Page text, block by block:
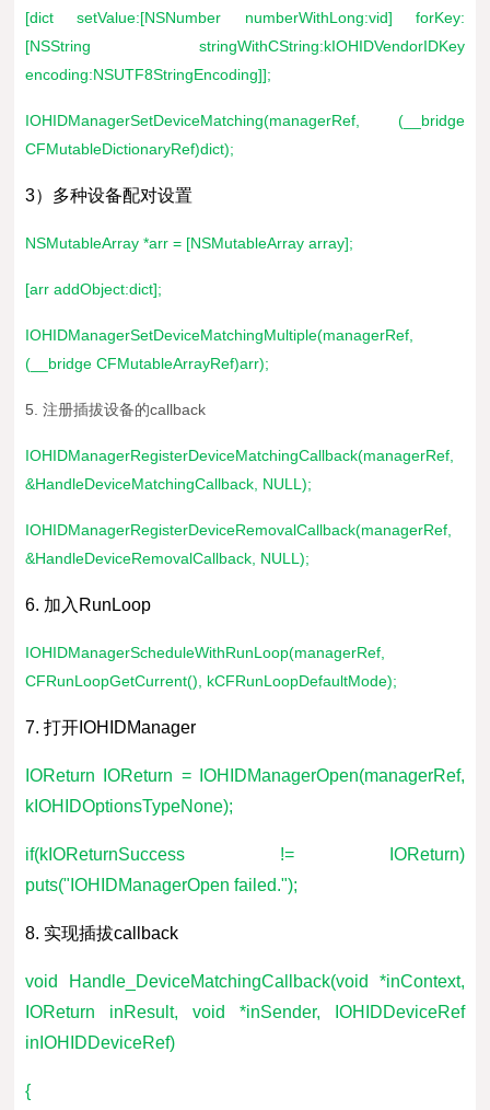
[dict setValue:[NSNumber numberWithLong:vid] forKey:
[NSString stringWithCString:kIOHIDVendorIDKey
encoding:NSUTF8StringEncoding]];
IOHIDManagerSetDeviceMatching(managerRef, (__bridge
CFMutableDictionaryRef)dict);
3）多种设备配对设置
NSMutableArray *arr = [NSMutableArray array];
[arr addObject:dict];
IOHIDManagerSetDeviceMatchingMultiple(managerRef,
(__bridge CFMutableArrayRef)arr);
5. 注册插拔设备的callback
IOHIDManagerRegisterDeviceMatchingCallback(managerRef,
&HandleDeviceMatchingCallback, NULL);
IOHIDManagerRegisterDeviceRemovalCallback(managerRef,
&HandleDeviceRemovalCallback, NULL);
6. 加入RunLoop
IOHIDManagerScheduleWithRunLoop(managerRef,
CFRunLoopGetCurrent(), kCFRunLoopDefaultMode);
7. 打开IOHIDManager
IOReturn IOReturn = IOHIDManagerOpen(managerRef,
kIOHIDOptionsTypeNone);
if(kIOReturnSuccess != IOReturn)
puts("IOHIDManagerOpen failed.");
8. 实现插拔callback
void Handle_DeviceMatchingCallback(void *inContext,
IOReturn inResult, void *inSender, IOHIDDeviceRef
inIOHIDDeviceRef)
{